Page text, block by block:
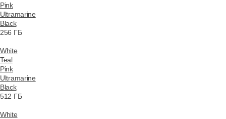
Pink
Ultramarine
Black
256 ГБ
White
Teal
Pink
Ultramarine
Black
512 ГБ
White